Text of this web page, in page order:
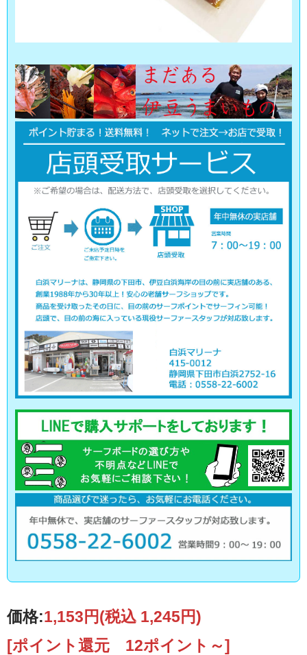
価格:1,153円(税込 1,245円)
[ポイント還元 12ポイント～]